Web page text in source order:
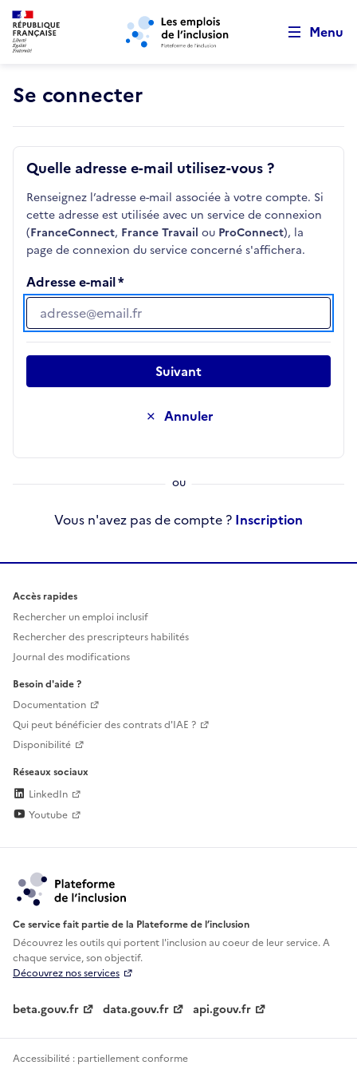
Aller au menu principal Aller au contenu principal
Menu
Se connecter
Quelle adresse e-mail utilisez-vous ?
Renseignez l’adresse e-mail associée à votre compte. Si
cette adresse est utilisée avec un service de connexion
(FranceConnect, France Travail ou ProConnect), la
page de connexion du service concerné s'affichera.
Adresse e-mail
Adresse e-mail
Annuler
Suivant
Vous n'avez pas de compte ? Inscription
Accès rapides
Rechercher un emploi inclusif
Rechercher des prescripteurs habilités
Journal des modifications
Besoin d'aide ?
Documentation
Qui peut bénéficier des contrats d'IAE ?
Disponibilité
Réseaux sociaux
LinkedIn
Youtube
Ce service fait partie de la Plateforme de l’inclusion
Découvrez les outils qui portent l'inclusion aucoeur de leur service. A
chaque service, son objectif.
Découvrez nos services
beta.gouv.fr data.gouv.fr api.gouv.fr
Accessibilité : partiellement conforme
Retour au début de la page
Panneau de gestion des cookies